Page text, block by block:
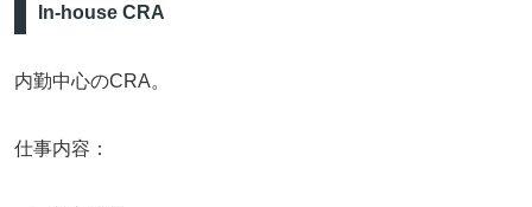
In-house CRA
内勤中心のCRA。
仕事内容：